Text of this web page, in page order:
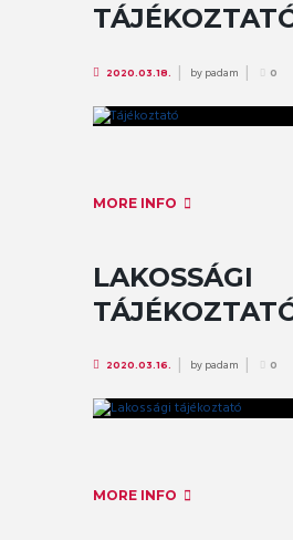
2020.03.18. bypadam 0
MORE INFO
LAKOSSÁGI
2020.03.16. bypadam 0
MORE INFO